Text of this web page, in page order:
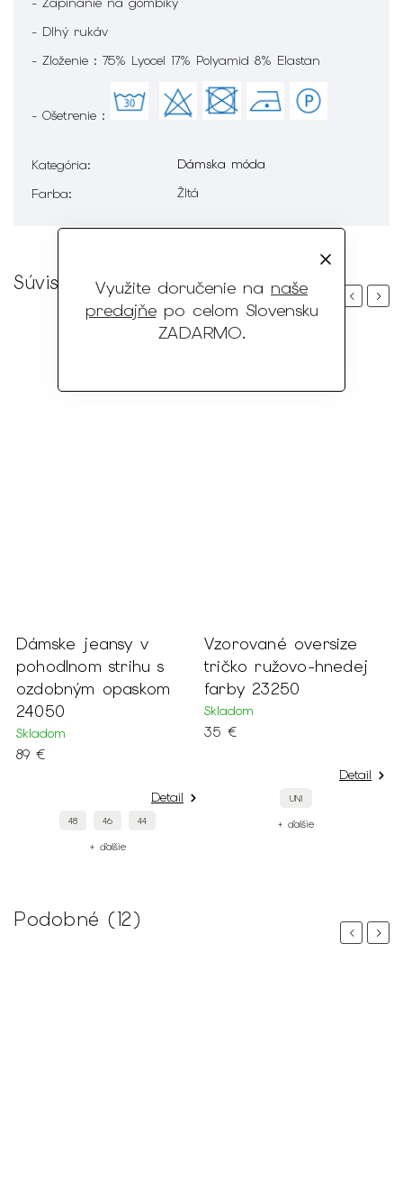
Využite doručenie na naše
predajňepo celom Slovensku
ZADARMO.
- Dlhý rukáv
- Zloženie : 75% Lyocel 17% Polyamid 8% Elastan
- Ošetrenie :
Kategória:
Dámska móda
Farba: Žltá
Súvisiaci tovar
Previous
Dámske jeansy v
pohodlnom strihu s
ozdobným opaskom
24050
Skladom
89 €
Detail
48 46 44
+ ďalšie
Vzorované oversize
tričko ružovo-hnedej
farby 23250
Skladom
35 €
Detail
UNI
+ ďalšie
Next
Podobné (12)
PreviousNext